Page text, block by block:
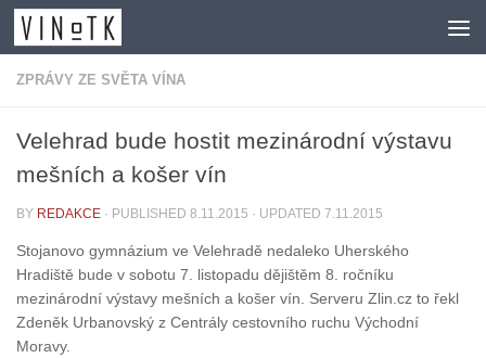
Skip to content
ZPRÁVY ZE SVĚTA VÍNA
Velehrad bude hostit mezinárodní výstavu
mešních a košer vín
BY REDAKCE · PUBLISHED 8.11.2015 · UPDATED 7.11.2015
Stojanovo gymnázium ve Velehradě nedaleko Uherského
Hradiště bude v sobotu 7. listopadu dějištěm 8. ročníku
mezinárodní výstavy mešních a košer vín. Serveru Zlin.cz to řekl
Zdeněk Urbanovský z Centrály cestovního ruchu Východní
Moravy.